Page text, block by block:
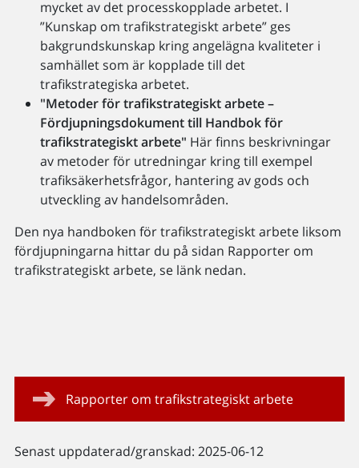
mycket av det processkopplade arbetet. I
”Kunskap om trafikstrategiskt arbete” ges
bakgrundskunskap kring angelägna kvaliteter i
samhället som är kopplade till det
trafikstrategiska arbetet.
"Metoder för trafikstrategiskt arbete –
Fördjupningsdokument till Handbok för
trafikstrategiskt arbete" Här finns beskrivningar
av metoder för utredningar kring till exempel
trafiksäkerhetsfrågor, hantering av gods och
utveckling av handelsområden.
Den nya handboken för trafikstrategiskt arbete liksom
fördjupningarna hittar du på sidan Rapporter om
trafikstrategiskt arbete, se länk nedan.
Rapporter om trafikstrategiskt arbete
Senast uppdaterad/granskad: 2025-06-12